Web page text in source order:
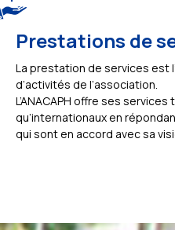
Prestations de
La prestation de services est
d’activités de l’association.
L’ANACAPH offre ses
qu’internationaux en
qui sont en accord avec sa